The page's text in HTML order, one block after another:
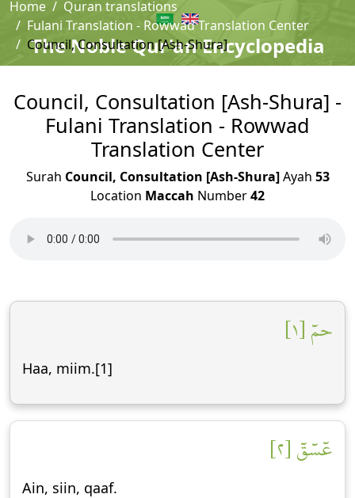
The Noble Qur'an Encyclopedia
Home
Quran translations
Fulani Translation - Rowwad Translation Center
Council, Consultation [Ash-Shura]
Council, Consultation [Ash-Shura] -
Fulani Translation - Rowwad
Translation Center
Surah Council, Consultation [Ash-Shura]Ayah 53
Location Maccah Number42
حمٓ [١]
Haa, miim.[1]
عٓسٓقٓ [٢]
Ain, siin, qaaf.